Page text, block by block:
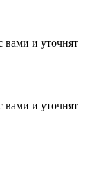
вами и уточнят
вами и уточнят